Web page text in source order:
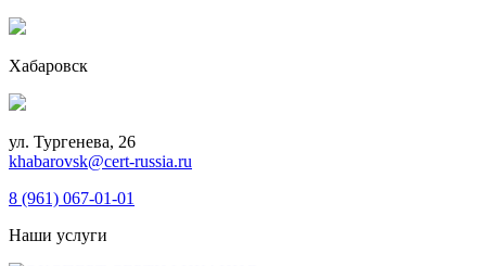
Хабаровск
ул. Тургенева, 26
khabarovsk@cert-russia.ru
8 (961) 067-01-01
Наши услуги